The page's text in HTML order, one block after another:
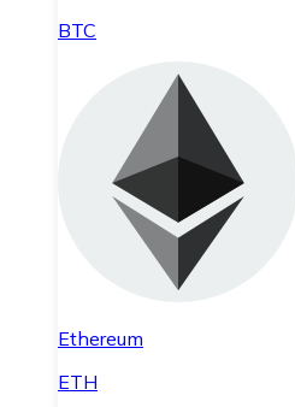
BTC
Ethereum
ETH